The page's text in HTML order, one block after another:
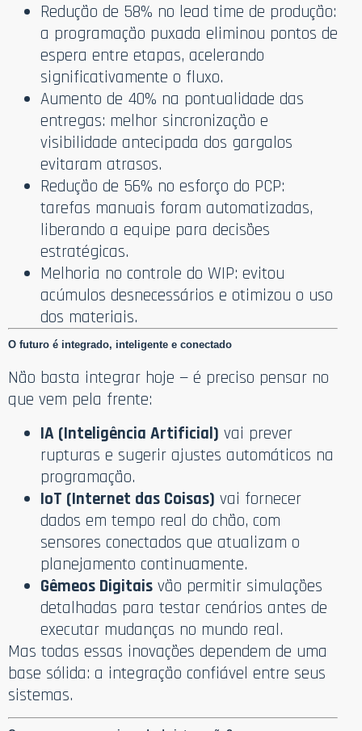
Redução de 58% no lead time de produção:
a programação puxada eliminou pontos de
espera entre etapas, acelerando
significativamente o fluxo.
Aumento de 40% na pontualidade das
entregas: melhor sincronização e
visibilidade antecipada dos gargalos
evitaram atrasos.
Redução de 56% no esforço do PCP:
tarefas manuais foram automatizadas,
liberando a equipe para decisões
estratégicas.
Melhoria no controle do WIP: evitou
acúmulos desnecessários e otimizou o uso
dos materiais.
O futuro é integrado, inteligente e conectado
Não basta integrar hoje — é preciso pensar no
que vem pela frente:
IA (Inteligência Artificial) vai prever
rupturas e sugerir ajustes automáticos na
programação.
IoT (Internet das Coisas) vai fornecer
dados em tempo real do chão, com
sensores conectados que atualizam o
planejamento continuamente.
Gêmeos Digitais vão permitir simulações
detalhadas para testar cenários antes de
executar mudanças no mundo real.
Mas todas essas inovações dependem de uma
base sólida: a integração confiável entre seus
sistemas.